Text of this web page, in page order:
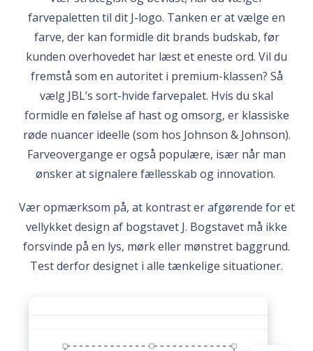
farvepaletten til dit J-logo. Tanken er at vælge en
farve, der kan formidle dit brands budskab, før
kunden overhovedet har læst et eneste ord. Vil du
fremstå som en autoritet i premium-klassen? Så
vælg JBL’s sort-hvide farvepalet. Hvis du skal
formidle en følelse af hast og omsorg, er klassiske
røde nuancer ideelle (som hos Johnson & Johnson).
Farveovergange er også populære, især når man
ønsker at signalere fællesskab og innovation.
Vær opmærksom på, at kontrast er afgørende for et
vellykket design af bogstavet J. Bogstavet må ikke
forsvinde på en lys, mørk eller mønstret baggrund.
Test derfor designet i alle tænkelige situationer.